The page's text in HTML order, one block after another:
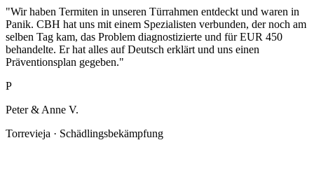
"Wir haben Termiten in unseren Türrahmen entdeckt und waren in
Panik. CBH hat uns mit einem Spezialisten verbunden, der noch am
selben Tag kam, das Problem diagnostizierte und für EUR 450
behandelte. Er hat alles auf Deutsch erklärt und uns einen
Präventionsplan gegeben."
P
Peter & Anne V.
Torrevieja · Schädlingsbekämpfung